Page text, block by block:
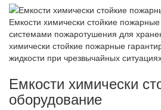
Емкости химически стойкие
системами пожаротушения для
химически стойкие пожарные
жидкости при чрезвычайных
Емкости химически
оборудование